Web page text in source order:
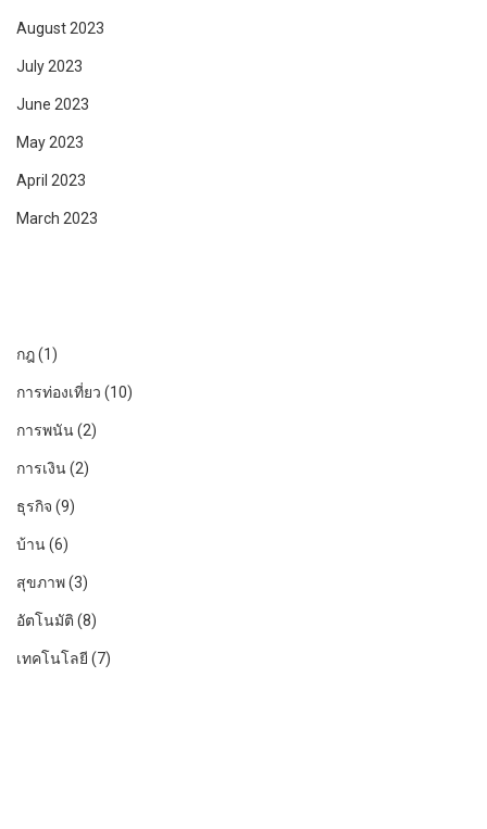
August 2023
July 2023
June 2023
May 2023
April 2023
March 2023
กฎ(1)
การท่องเที่ยว (10)
การพนัน(2)
การเงิน(2)
ธุรกิจ (9)
บ้าน(6)
สุขภาพ(3)
อัตโนมัติ (8)
เทคโนโลยี (7)